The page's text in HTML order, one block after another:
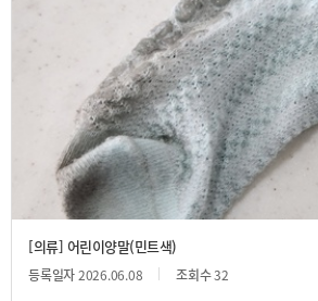
[의류] 어린이양말(민트색)
등록일자2026.06.08 조회수32